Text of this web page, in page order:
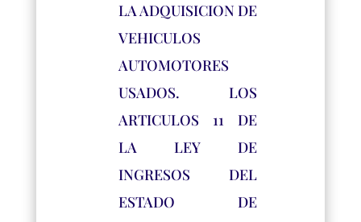
LA ADQUISICION DE
VEHICULOS
AUTOMOTORES
USADOS. LOS
ARTICULOS 11 DE
LA LEY DE
INGRESOS DEL
ESTADO DE